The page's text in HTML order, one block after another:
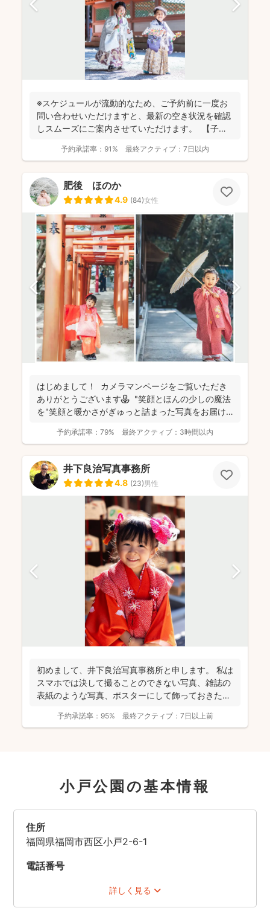
※スケジュールが流動的なため、ご予約前に一度お
問い合わせいただけますと、最新の空き状況を確認
しスムーズにご案内させていただけます。 【子ど
予約承諾率： 91% 最終アクティブ： 7日以内
肥後 ほのか
4.9 (84)女性
はじめまして！ カメラマンページをご覧いただき
ありがとうございます⚘ "笑顔とほんの少しの魔法
を"笑顔と暖かさがぎゅっと詰まった写真をお届け
予約承諾率： 79% 最終アクティブ： 3時間以内
井下良治写真事務所
4.8 (23)男性
初めまして、井下良治写真事務所と申します。 私は
スマホでは決して撮ることのできない写真、雑誌の
表紙のような写真、ポスターにして飾っておきたい
予約承諾率： 95% 最終アクティブ： 7日以上前
小戸公園の基本情報
詳しく見る
住所
福岡県福岡市西区小戸2-6-1
電話番号
あり(有料)